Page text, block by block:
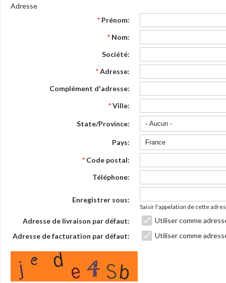
Adresse
* Prénom:
* Nom:
Société:
*Adresse:
Complément d'adresse:
*Ville:
State/Province:
Pays:
* Code postal:
Téléphone:
Enregistrer sous:
Saisir l'appelation de cette
Adresse de livraison par défaut:
Utiliser comme
Adresse de facturation par défaut:
Utiliser comme